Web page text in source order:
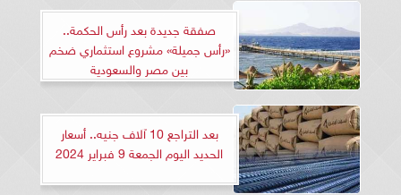
صفقة جديدة بعد رأس الحكمة..
«رأس جميلة» مشروع استثماري ضخم
بين مصر والسعودية
بعد التراجع 10 آلاف جنيه.. أسعار
الحديد اليوم الجمعة 9 فبراير 2024